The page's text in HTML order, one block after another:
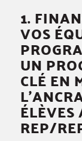
1.
VOS
UN
CLÉ EN
ÉLÈVES
REP/